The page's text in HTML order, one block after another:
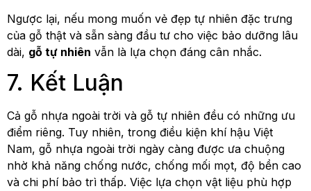
Ngược lại, nếu mong muốn vẻ đẹp tự nhiên đặc trưng
của gỗ thật và sẵn sàng đầu tư cho việc bảo dưỡng lâu
dài, gỗ tự nhiên vẫn là lựa chọn đáng cân nhắc.
7. Kết Luận
Cả gỗ nhựa ngoài trời và gỗ tự nhiên đều có những ưu
điểm riêng. Tuy nhiên, trong điều kiện khí hậu Việt
Nam, gỗ nhựa ngoài trời ngày càng được ưa chuộng
nhờ khả năng chống nước, chống mối mọt, độ bền cao
và chi phí bảo trì thấp. Việc lựa chọn vật liệu phù hợp